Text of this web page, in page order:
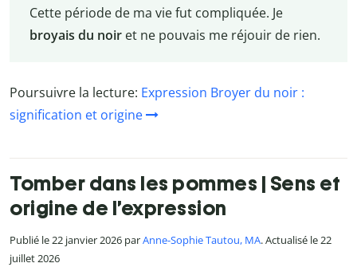
Cette période de ma vie fut compliquée. Je
broyais du noiret ne pouvais me réjouir de rien.
Poursuivre la lecture: Expression Broyer du noir :
signification et origine
Tomber dans les pommes | Sens et
origine de l’expression
Publié le 22 janvier 2026 parAnne-Sophie Tautou, MA. Actualisé le 22
juillet 2026